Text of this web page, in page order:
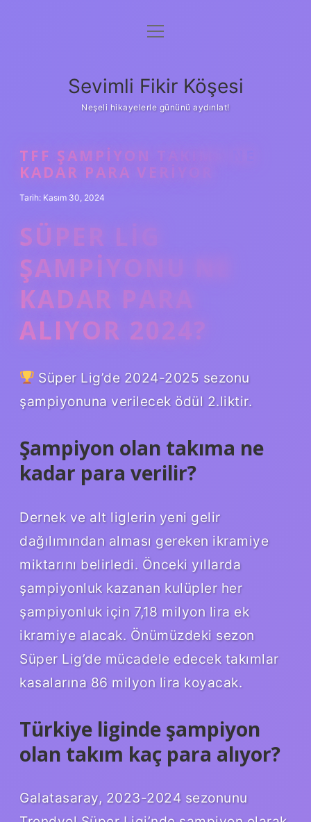
Anasayfa
Yasal Uyarı
menüyü
Sevimli Fikir Köşesi
Neşeli hikayelerle gününü aydınlat!
TFF ŞAMPIYON TAKIMA NE
KADAR PARA VERIYOR
Tarih: Kasım 30, 2024
SÜPER LIG
ŞAMPIYONU NE
KADAR PARA
ALIYOR 2024?
Süper Lig’de 2024-2025 sezonu
şampiyonuna verilecek ödül 2.liktir.
Şampiyon olan takıma ne
kadar para verilir?
Dernek ve alt liglerin yeni gelir
dağılımından alması gereken ikramiye
miktarını belirledi. Önceki yıllarda
şampiyonluk kazanan kulüpler her
şampiyonluk için 7,18 milyon lira ek
ikramiye alacak. Önümüzdeki sezon
Süper Lig’de mücadele edecek takımlar
kasalarına 86 milyon lira koyacak.
Türkiye liginde şampiyon
olan takım kaç para alıyor?
Galatasaray, 2023-2024 sezonunu